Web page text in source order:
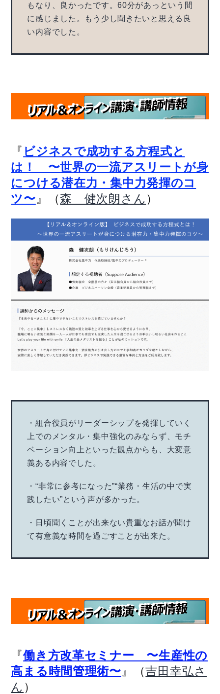
もなり、良かったです。60分があっという間
に感じました。もう少し聞きたいと思える良
い内容でした。
『 ビジネスで成功する方程式と
は！ 〜世界の一流アスリートが身
につける潜在力・集中力発揮のコ
ツ〜 』（森 健次朗さん ）
・組合役員がリーダーシップを発揮していく
上でのメンタル・集中強化のみならず、モチ
ベーション向上といった観点からも、大変意
義ある内容でした。
・“非常に参考になった”“業務・生活の中で実
践したい”という声が多かった。
・日頃聞くことが出来ない貴重なお話が聞け
て有意義な時間を過ごすことが出来た。
『働き方改革セミナー 〜生産性の
高まる時間管理術〜 』（吉田幸弘さ
ん ）